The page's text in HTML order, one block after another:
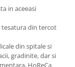
in aceeasi
din tercot
din spitale si
gradinite, dar si
HoReCa